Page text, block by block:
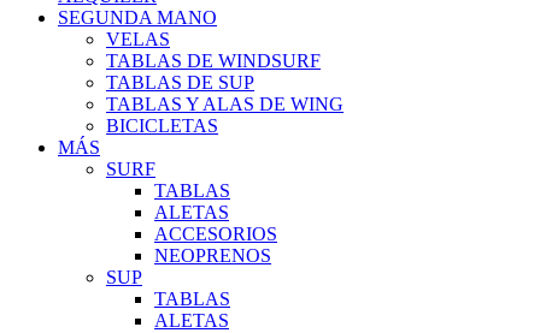
SEGUNDA MANO
VELAS
TABLAS DE WINDSURF
TABLAS DE SUP
TABLAS Y ALAS DE WING
BICICLETAS
MÁS
SURF
TABLAS
ALETAS
ACCESORIOS
NEOPRENOS
SUP
TABLAS
ALETAS